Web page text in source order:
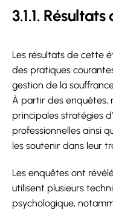
3.1.1.
Les résultats de cette
des pratiques
gestion de la
À partir des enquêtes,
principales stratégies
professionnelles ainsi
les soutenir dans leur
Les enquêtes ont
utilisent plusieurs
psychologique,